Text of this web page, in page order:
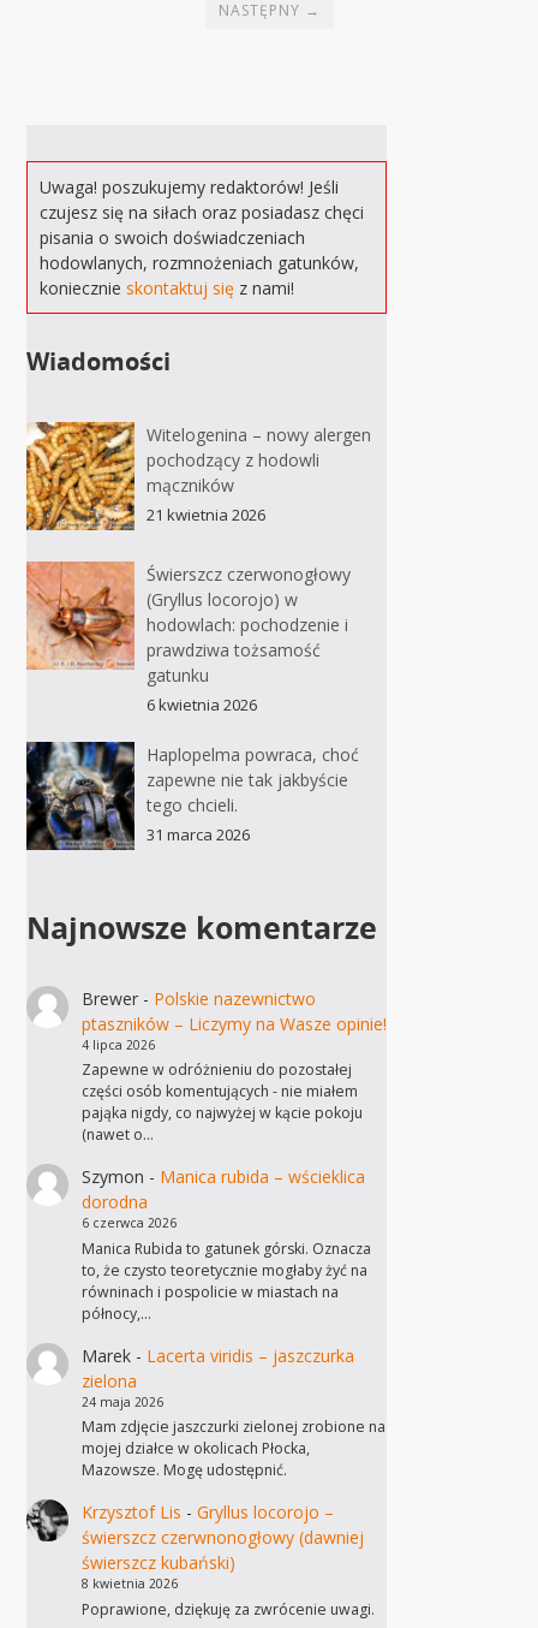
NASTĘPNY →
Uwaga! poszukujemy redaktorów! Jeśli
czujesz się na siłach oraz posiadasz chęci
pisania o swoich doświadczeniach
hodowlanych, rozmnożeniach gatunków,
koniecznieskontaktuj się z nami!
Wiadomości
Witelogenina – nowy alergen
pochodzący z hodowli
mączników
21 kwietnia 2026
Świerszcz czerwonogłowy
(Gryllus locorojo) w
hodowlach: pochodzenie i
prawdziwa tożsamość
gatunku
6 kwietnia 2026
Haplopelma powraca, choć
zapewne nie tak jakbyście
tego chcieli.
31 marca 2026
Najnowsze komentarze
Brewer- Polskie nazewnictwo
ptaszników – Liczymy na Wasze opinie!
4 lipca 2026
Zapewne w odróżnieniu do pozostałej
części osób komentujących - nie miałem
pająka nigdy, co najwyżej w kącie pokoju
(nawet o…
Szymon - Manica rubida – wścieklica
dorodna
6 czerwca 2026
Manica Rubida to gatunek górski. Oznacza
to, że czysto teoretycznie mogłaby żyć na
równinach i pospolicie w miastach na
północy,…
Marek- Lacerta viridis – jaszczurka
zielona
24 maja 2026
Mam zdjęcie jaszczurki zielonej zrobione na
mojej działce w okolicach Płocka,
Mazowsze. Mogę udostępnić.
Krzysztof Lis - Gryllus locorojo –
świerszcz czerwnonogłowy (dawniej
świerszcz kubański)
8 kwietnia 2026
Poprawione, dziękuję za zwrócenie uwagi.